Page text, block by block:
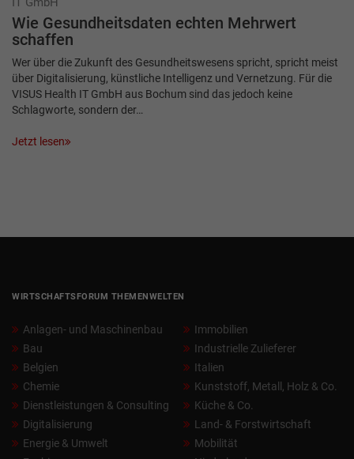
Wie Gesundheitsdaten echten Mehrwert
schaffen
Wer über die Zukunft des Gesundheitswesens spricht, spricht meist
über Digitalisierung, künstliche Intelligenz und Vernetzung. Für die
VISUS Health IT GmbH aus Bochum sind das jedoch keine
Schlagworte, sondern der…
Jetzt lesen
WIRTSCHAFTSFORUM THEMENWELTEN
Anlagen- und Maschinenbau
Bau
Belgien
Chemie
Dienstleistungen & Consulting
Digitalisierung
Energie & Umwelt
Immobilien
Industrielle Zulieferer
Italien
Kunststoff, Metall, Holz & Co.
Küche & Co.
Land- & Forstwirtschaft
Mobilität